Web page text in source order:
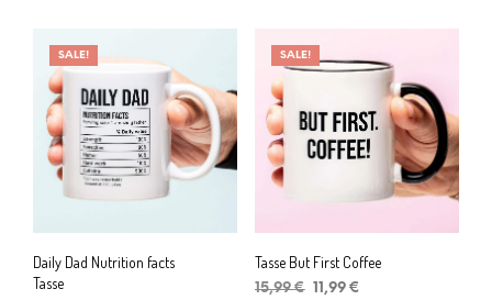
SALE!
Daily Dad Nutrition facts
Tasse
SALE!
Tasse But First Coffee
15,99€ Ursprünglicher
11,99 €Aktueller